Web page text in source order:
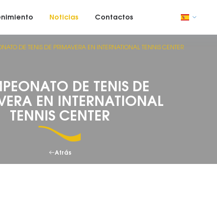
Noticias Contactos
DE TENIS DE PRIMAVERA EN INTERNATIONAL TENNIS CENTER
DE TENIS DE
EN INTERNATIONAL
TENNIS CENTER
Atrás